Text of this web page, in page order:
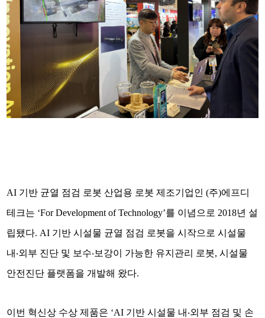
AI 기반 균열 점검 로봇 산업용 로봇 제조기업인 (주)에프디
테크는 ‘For Development of Technology’를 이념으로 2018년 설
립됐다. AI 기반 시설물 균열 점검 로봇을 시작으로 시설물
내‧외부 진단 및 보수‧ 보강이 가능한 유지관리 로봇, 시설물
안전진단 플랫폼을 개발해 왔다.
이번 혁신상 수상 제품은 ‘AI 기반 시설물 내 ‧외부 점검 및 손